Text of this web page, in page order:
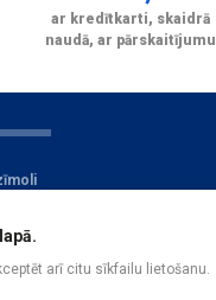
ar kredītkarti, skaidrā
naudā, ar pārskaitījumu
arī citu sīkfailu lietošanu.